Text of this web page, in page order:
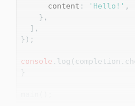
content : 'Hello!' ,
    },
  ],
});
console
}